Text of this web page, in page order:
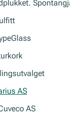
Glass
AS
AS